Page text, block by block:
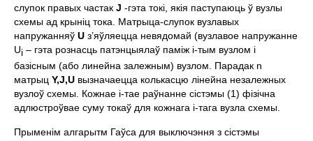
слупок правых частак J -гэта токi, якiя паступаюць ў вузлы
схемы ад крынiц тока. Матрыца-слупок вузлавых
напружанняў U з’яўляецца невядомай (вузлавое напружанне
Ui – гэта рознасць патэнцыялаў паміж i-тым вузлом і
базісным (або линейна залежным) вузлом. Парадак n
матрыц Y,J,U вызначаецца колькасцю лiнейна незалежных
вузлоў схемы. Кожнае i-тае раўнанне сiстэмы (1) фiзiчна
адлюстроўвае суму токаў для кожнага і-тага вузла схемы.
Прыменiм алгарытм Гаўса для выключэння з сiстэмы